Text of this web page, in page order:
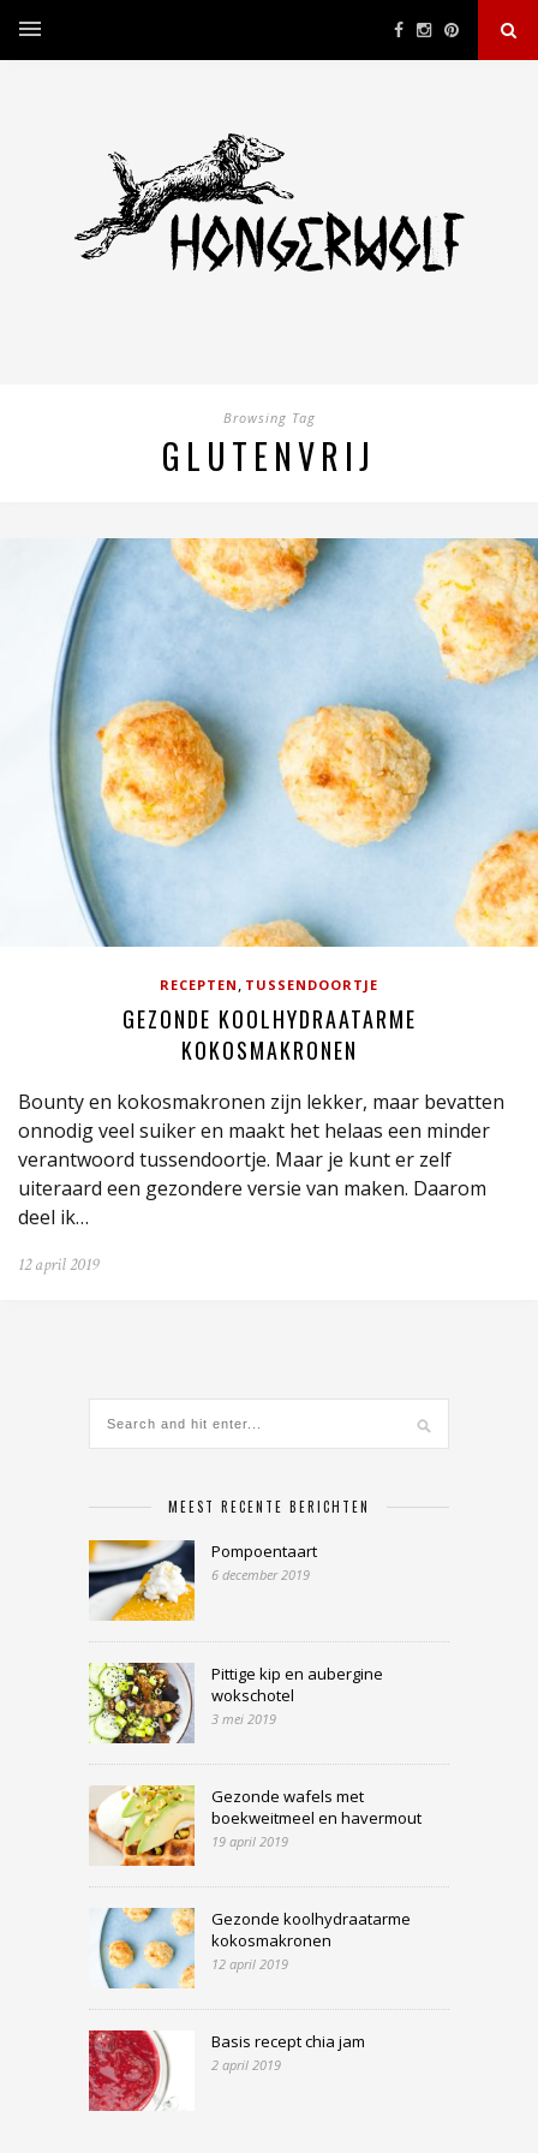
Browsing Tag
GLUTENVRIJ
RECEPTEN , TUSSENDOORTJE
GEZONDE KOOLHYDRAATARME
KOKOSMAKRONEN
Bounty en kokosmakronen zijn lekker, maar bevatten
onnodig veel suiker en maakt het helaas een minder
verantwoord tussendoortje. Maar je kunt er zelf
uiteraard een gezondere versie van maken. Daarom
deel ik…
12 april 2019
MEEST RECENTE BERICHTEN
Pompoentaart
6 december 2019
Pittige kip en aubergine
wokschotel
3 mei 2019
Gezonde wafels met
boekweitmeel en havermout
19 april 2019
Gezonde koolhydraatarme
kokosmakronen
12 april 2019
Basis recept chia jam
2 april 2019